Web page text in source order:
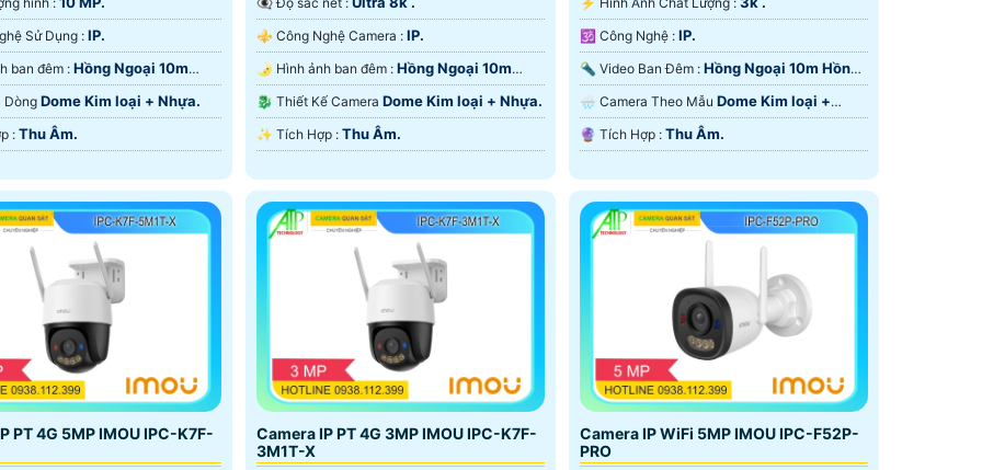
👍 Công Nghệ Sử Dụng : IP.
🌙 Hình ảnh ban đêm : Hồng Ngoại 10m
SMD.
DòngDome Kim loại + Nhựa.
️☣️ Tích Hợp : Thu Âm.
⚜️ Công Nghệ Camera : IP.
🌛 Hình ảnh ban đêm : Hồng Ngoại 10m
Hồng Ngoại SMD.
🐉️ Thiết Kế Camera Dome Kim loại + Nhựa.
️✨ Tích Hợp : Thu Âm.
🕉️ Công Nghệ : IP.
🔦 Video Ban Đêm : Hồng Ngoại 10m Hồng
Ngoại SMD.
🌧️ Camera Theo Mẫu Dome Kim loại +
Nhựa.
️🔮 Tích Hợp : Thu Âm.
PT 4G 5MP IMOU IPC-K7F-
Camera IP PT 4G 3MP IMOU IPC-K7F-
3M1T-X
Camera IP WiFi 5MP IMOU IPC-F52P-
PRO